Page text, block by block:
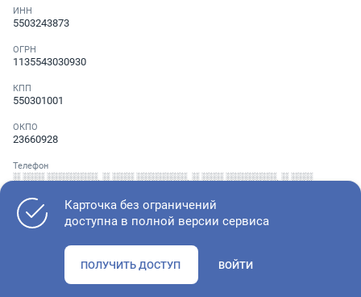
ИНН
5503243873
ОГРН
1135543030930
КПП
550301001
ОКПО
23660928
Телефон
░ ░░░ ░░░░░░░, ░ ░░░ ░░░░░░░, ░ ░░░ ░░░░░░░, ░ ░░░
Как оценить состояние компании
Карточка без ограничений
доступна в полной версии сервиса
ПОЛУЧИТЬ ДОСТУП ВОЙТИ